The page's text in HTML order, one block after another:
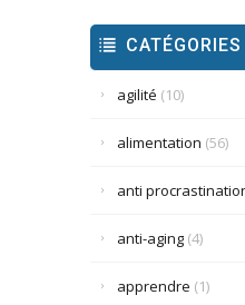
CATÉGORIES
agilité (10)
alimentation (56)
anti
anti-aging(4)
apprendre (1)